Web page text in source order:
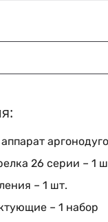
26 серии – 1
– 1 шт.
– 1 набор